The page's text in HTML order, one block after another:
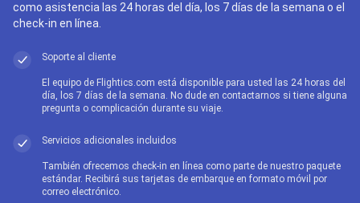
como asistencia las 24 horas del día, los 7 días de la semana o el
check-in en línea.
Soporte al cliente
El equipo de Flightics.com está disponible para usted las 24 horas del
día, los 7 días de la semana. No dude en contactarnos si tiene alguna
pregunta o complicación durante su viaje.
Servicios adicionales incluidos
También ofrecemos check-in en línea como parte de nuestro paquete
estándar. Recibirá sus tarjetas de embarque en formato móvil por
correo electrónico.